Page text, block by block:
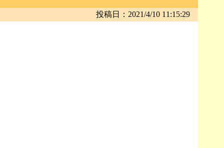
投稿日：2021/4/10 11:15:29